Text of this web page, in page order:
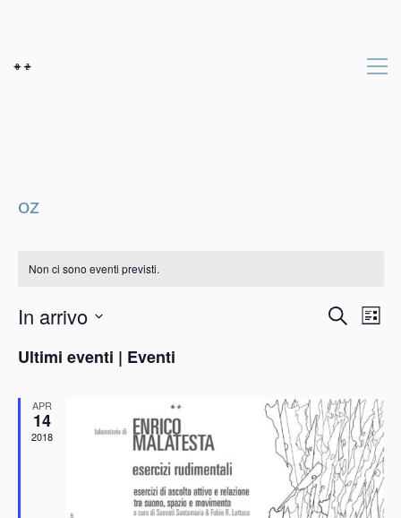
oz
Non ci sono eventi previsti.
viste
Cerca Lista
In arrivo
la
Ultimi eventi | Eventi
APR
14
2018